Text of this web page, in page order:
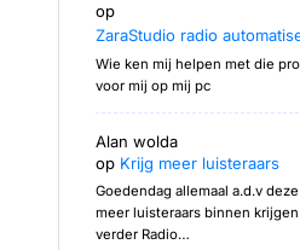
op
ZaraStudio radio
Wie ken mij helpen met die
voor mij op mij pc
Alan wolda
op Krijg meer luisteraars
Goedendag allemaal a.d.v
meer luisteraars binnen
verder Radio…